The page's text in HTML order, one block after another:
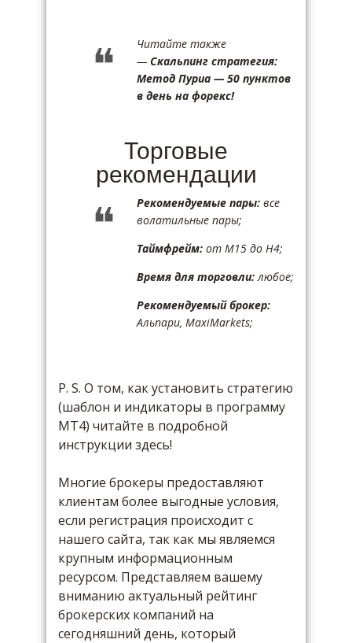
Читайте также
— Скальпинг стратегия:
Метод Пуриа — 50 пунктов
в день на форекс!
Торговые
рекомендации
Рекомендуемые пары: все
волатильные пары;
Таймфрейм: от M15 до H4;
Время для торговли:любое;
Рекомендуемый брокер:
Альпари, MaxiMarkets;
P. S. О том, как установить стратегию
(шаблон и индикаторы в программу
МТ4) читайте в подробной
инструкции здесь!
Многие брокеры предоставляют
клиентам более выгодные условия,
если регистрация происходит с
нашего сайта, так как мы являемся
крупным информационным
ресурсом. Представляем вашему
вниманию актуальный рейтинг
брокерских компаний на
сегодняшний день, который